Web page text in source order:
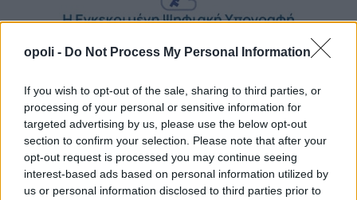
opoli - Do Not Process My Personal Information
If you wish to opt-out of the sale, sharing to third parties, or
processing of your personal or sensitive information for
targeted advertising by us, please use the below opt-out
section to confirm your selection. Please note that after your
opt-out request is processed you may continue seeing
interest-based ads based on personal information utilized by
us or personal information disclosed to third parties prior to